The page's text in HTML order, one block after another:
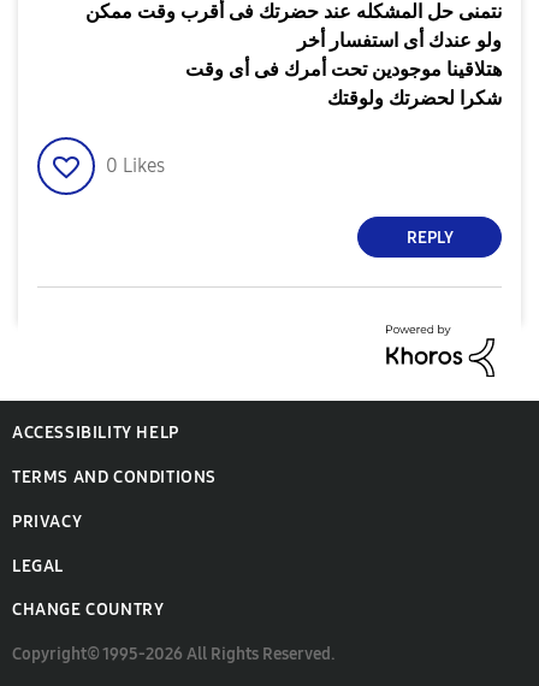
نتمنى حل المشكله عند حضرتك فى أقرب وقت ممكن
ولو عندك أى استفسار أخر
هتلاقينا موجودين تحت أمرك فى أى وقت
شكرا لحضرتك ولوقتك
0 Likes
REPLY
ACCESSIBILITY HELP
TERMS AND CONDITIONS
PRIVACY
LEGAL
CHANGE COUNTRY
Copyright© 1995-2026 All Rights Reserved.